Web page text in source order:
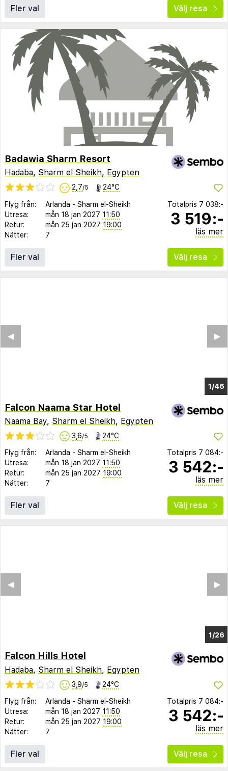
Fler val Välj resa
Badawia Sharm Resort
Hadaba, Sharm el Sheikh, Egypten
2,7/5 24°C
Flyg från: Arlanda - Sharm el-Sheikh
Utresa:
mån 18 jan 2027 11:50
Retur:
mån 25 jan 2027 19:00
Nätter:
7
Totalpris 7 038:-
3 519:-
läs mer
Fler val Välj resa
1/40
▶︎
◀︎
Falcon Naama Star Hotel
Naama Bay, Sharm el Sheikh, Egypten
3,6/5 24°C
Flyg från: Arlanda - Sharm el-Sheikh
Utresa:
mån 18 jan 2027 11:50
Retur:
mån 25 jan 2027 19:00
Nätter:
7
Totalpris 7 084:-
3 542:-
läs mer
Fler val Välj resa
1/21
▶︎
◀︎
Falcon Hills Hotel
Hadaba, Sharm el Sheikh, Egypten
3,9/5 24°C
Flyg från: Arlanda - Sharm el-Sheikh
Utresa:
mån 18 jan 2027 11:50
Retur:
mån 25 jan 2027 19:00
Nätter:
7
Totalpris 7 084:-
3 542:-
läs mer
Fler val Välj resa